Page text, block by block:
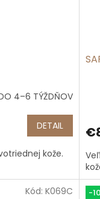
4–6 TÝŽDŇOV
DETAIL
kože.
je
z
5
Kód: K069C -